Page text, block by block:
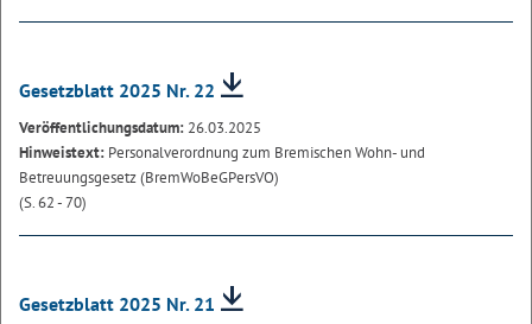
Gesetzblatt 2025 Nr. 22
Veröffentlichungsdatum: 26.03.2025
Hinweistext: Personalverordnung zum Bremischen Wohn- und
Betreuungsgesetz (BremWoBeGPersVO)
(S. 62 - 70)
Gesetzblatt 2025 Nr. 21